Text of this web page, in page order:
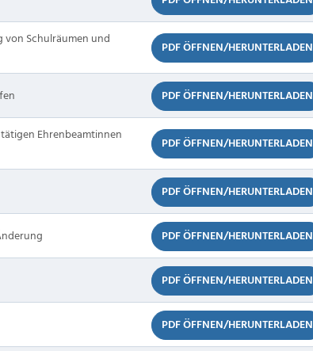
Schulräumen und
PDF ÖFFNEN/HERUNTERLADEN
PDF ÖFFNEN/HERUNTERLADEN
Ehrenbeamtinnen
PDF ÖFFNEN/HERUNTERLADEN
PDF ÖFFNEN/HERUNTERLADEN
PDF ÖFFNEN/HERUNTERLADEN
PDF ÖFFNEN/HERUNTERLADEN
PDF ÖFFNEN/HERUNTERLADEN